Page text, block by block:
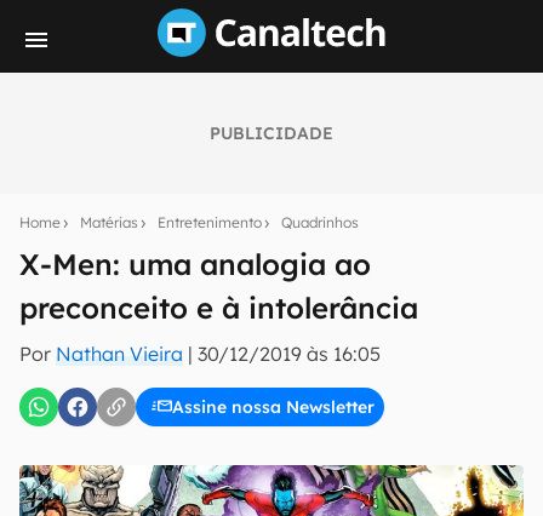
PUBLICIDADE
Home Matérias Entretenimento Quadrinhos
X-Men: uma analogia ao
preconceito e à intolerância
Por Nathan Vieira | 30/12/2019 às 16:05
Assine nossa Newsletter
notícias e reviews sobre tecnologia em primeira
mão.
E-mail
inscreva-se
Confirmo que li, aceito e concordo com os Termos de
Uso e Política de Privacidade do Canaltech.